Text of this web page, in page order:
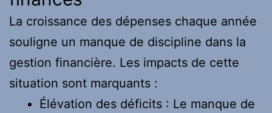
La croissance des dépenses chaque année
souligne un manque de discipline dans la
gestion financière. Les impacts de cette
situation sont marquants :
Élévation des déficits : Le manque de